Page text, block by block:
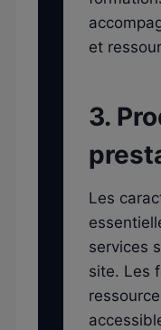
et
3.
Les
services
site. Les